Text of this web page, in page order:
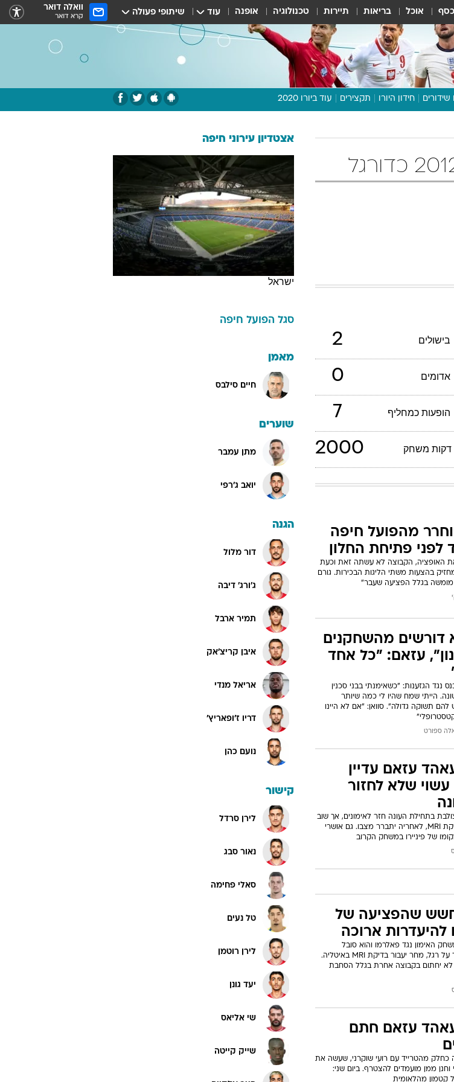
כסף אוכל בריאות תיירות טכנולוגיה אופנה עוד שיתופי פעולה וואלה דואר
קרא דואר
שידורים חידון היורו תקצירים עוד ביורו 2020
תכנית היורו
דעות ופרשנויות
וואלה! ספורט
בישולים 2
אדומים 0
הופעות כמחליף 7
דקות משחק 2000
מהפועל חיפה
לפני פתיחת החלון
האופציה, הקבוצה לא עשתה זאת וכעת
בהצעות משתי הליגות הבכירות. גורם
מומשה בגלל הפציעה שעבר"
דורשים מהשחקנים
עזאם: "כל אחד
נגד הגזענות: "כשאימנתי בבני סכנין
הייתי שמח שהיו לי כמה שיותר
תשוקה גדולה". סוואן: "אם לא היינו
ספורט
עזאם עדיין
שלא לחזור
בתחילת העונה חזר לאימונים, אך שוב
חש בכאבים בברכו. יעבור בדיקת MRI, לאחריה יתברר מצבו. גם אושרי
של פיניירו במשחק הקרוב
שהפציעה של
להיעדרות ארוכה
האימון נגד פאלרמו והוא סובל
מכאבים בכל פעם שהוא דורך על רגל, מחר יעבור בדיקת MRI באיטליה.
לא יחתום בקבוצה אחרת בגלל הסחבת
עזאם חתם
מהטרייד עם רועי שוקרני, שעשה את
ממן מועמדים להצטרף. ביום שני:
קטמון מהלאומית
אצטדיון עירוני חיפה
ישראל
סגל הפועל חיפה
מאמן
חיים סילבס
שוערים
מתן עמבר
יואב ג'רפי
הגנה
דור מלול
ג'ורג' דיבה
תמיר ארבל
איבן קריצ'אק
אריאל מנדי
דריו ז'ופאריץ'
נועם כהן
קישור
לירן סרדל
נאור סבג
סאלי פחימה
טל נעים
לירן רוטמן
יעד גונן
שי אליאס
שייק קייטה